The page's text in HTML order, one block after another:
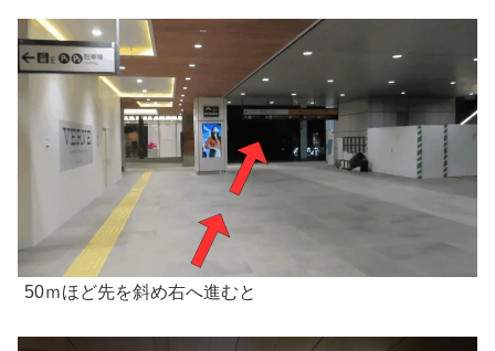
50ｍほど先を斜め右へ進むと